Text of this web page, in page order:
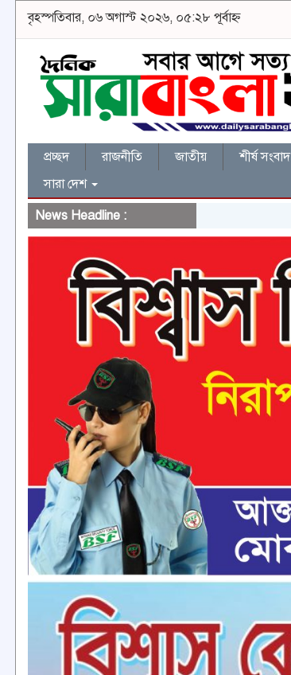
বৃহস্পতিবার, ০৬ অগাস্ট ২০২৬, ০৫:২৮ পূর্বাহ্ন
প্রচ্ছদ রাজনীতি জাতীয় শীর্ষ সংবাদ
সারা দেশ
News Headline :